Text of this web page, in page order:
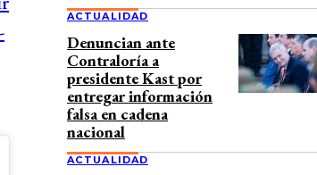
ACTUALIDAD
Denuncian ante
Contraloría a
presidente Kast por
entregar información
falsa en cadena
nacional
ACTUALIDAD